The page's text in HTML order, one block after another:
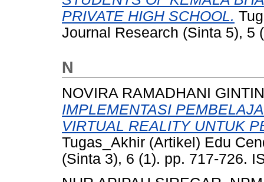
PRIVATE HIGH SCHOOL.
Journal Research (Sinta 5), 5
N
NOVIRA RAMADHANI
IMPLEMENTASI
VIRTUAL REALITY UNTUK
Tugas_Akhir (Artikel) Edu
(Sinta 3), 6 (1). pp. 717-726.